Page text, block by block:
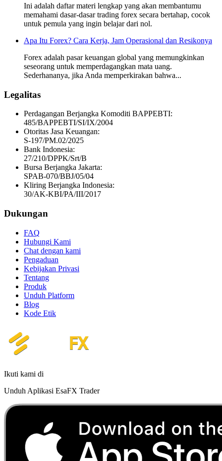
Ini adalah daftar materi lengkap yang akan membantumu
memahami dasar-dasar trading forex secara bertahap, cocok
untuk pemula yang ingin belajar dari nol.
Apa Itu Forex? Cara Kerja, Jam Operasional dan Resikonya
Forex adalah pasar keuangan global yang memungkinkan
seseorang untuk memperdagangkan mata uang.
Sederhananya, jika Anda memperkirakan bahwa...
Legalitas
Perdagangan Berjangka Komoditi BAPPEBTI:
485/BAPPEBTI/SI/IX/2004
Otoritas Jasa Keuangan:
S-197/PM.02/2025
Bank Indonesia:
27/210/DPPK/Srt/B
Bursa Berjangka Jakarta:
SPAB-070/BBJ/05/04
Kliring Berjangka Indonesia:
30/AK-KBI/PA/III/2017
Dukungan
FAQ
Hubungi Kami
Chat dengan kami
Pengaduan
Kebijakan Privasi
Tentang
Produk
Unduh Platform
Blog
Kode Etik
Ikuti kami di
Unduh Aplikasi EsaFX Trader